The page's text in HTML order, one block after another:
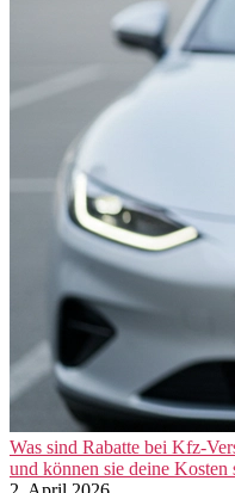
Was sind Rabatte bei Kfz-
und können sie deine Kosten